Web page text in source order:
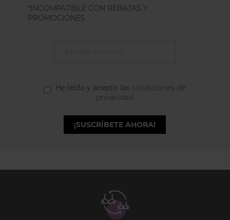
*INCOMPATIBLE CON REBAJAS Y
PROMOCIONES
He leído y acepto las condiciones de
privacidad
¡SUSCRÍBETE AHORA!